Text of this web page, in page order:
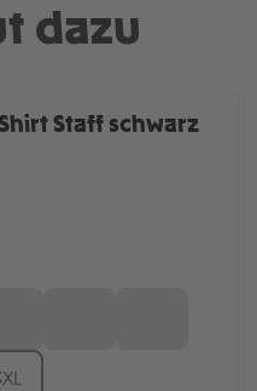
dazu
Staff schwarz